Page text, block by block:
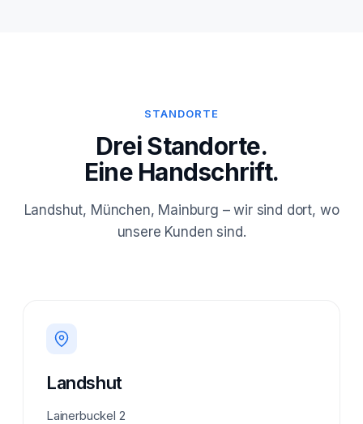
STANDORTE
Drei Standorte.
Eine Handschrift.
Landshut, München, Mainburg – wir sind dort, wo
unsere Kunden sind.
Landshut
Lainerbuckel 2